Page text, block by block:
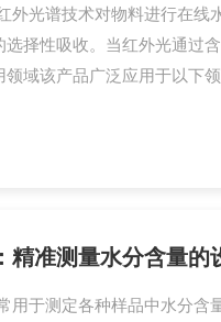
外光谱技术对物料进行在
择性吸收。当红外光通过
域该产品广泛应用于以下
精准测量水分含量的
用于测定各种样品中水分